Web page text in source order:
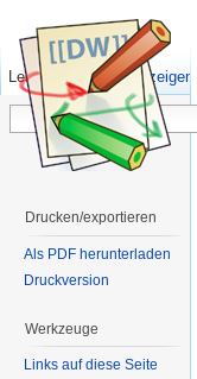
Lesen Quelltext anzeigen
Drucken/exportieren
Als PDF herunterladen
Druckversion
Werkzeuge
Links auf diese Seite